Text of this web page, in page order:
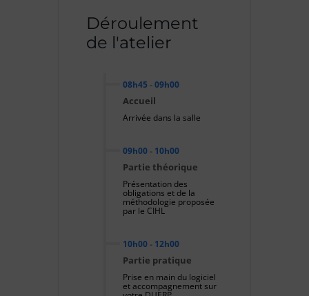
Déroulement
de l'atelier
08h45 - 09h00
Accueil
Arrivée dans la salle
09h00 - 10h00
Partie théorique
Présentation des
obligations et de la
méthodologie proposée
par le CIHL
10h00 - 12h00
Partie pratique
Prise en main du logiciel
et accompagnement sur